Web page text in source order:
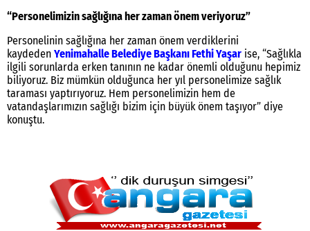
“Personelimizin sağlığına her zaman önem veriyoruz”
Personelinin sağlığına her zaman önem verdiklerini
kaydeden Yenimahalle Belediye Başkanı Fethi Yaşar ise, “Sağlıkla
ilgili sorunlarda erken tanının ne kadar önemli olduğunu hepimiz
biliyoruz. Biz mümkün olduğunca her yıl personelimize sağlık
taraması yaptırıyoruz. Hem personelimizin hem de
vatandaşlarımızın sağlığı bizim için büyük önem taşıyor” diye
konuştu.